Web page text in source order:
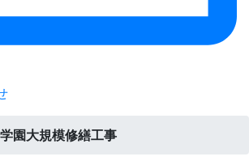
園大規模修繕工事